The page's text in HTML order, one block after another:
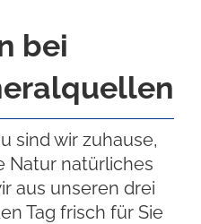
bei
sind wir zuhause,
Natur natürliches
aus unseren drei
Tag frisch für Sie